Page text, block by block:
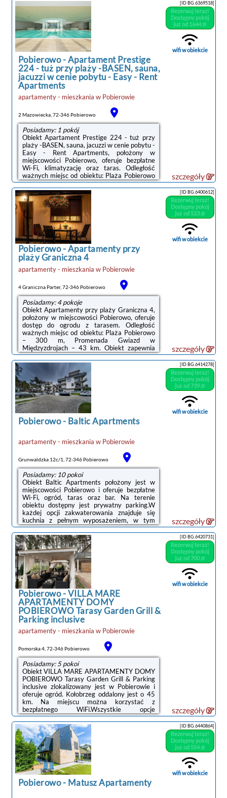
parking.W apartamencie zapewniono
sypialnię (1), kuchnię z lodówką i zmywarką, a
także łazienkę (1) z prysznicem, suszarką do
włosów oraz pralką. W apartamencie
zapewniono ręczniki i pościel.Obiekt
Apartament Holiday B 210 oferuje
wypożyczalnię ...
noclegi Pobierowo
Pobierowo-Apartament Prestige
224 - tuż przy plaży -BASEN, sauna,
jacuzzi w cenie pobytu - Easy - Rent
Apartments
apartamenty - mieszkania w Pobierowie
2 Mazowiecka, 72-346 Pobierowo
Posiadamy: 1 pokój
Obiekt Apartament Prestige 224 - tuż przy
plaży -BASEN, sauna, jacuzzi w cenie pobytu -
Easy - Rent Apartments, położony w
miejscowości Pobierowo, oferuje bezpłatne
Wi-Fi, klimatyzację oraz taras. Odległość
ważnych miejsc od obiektu: Plaża Pobierowo
– kilka kroków od obiektu, Promenada
Gwiazd w Międzyzdrojach – 40 km. W okolicy
apartamentu panują doskonałe warunki do
uprawiania trekkingu, wędkarstwa i jazdy na
rowerze. Na miejscu dostępny jest bezpłatny
prywatny parking.W apartamencie
zapewniono balkon, sypialnię (1), salon z
telewizorem z płaskim ekranem, aneks
kuchenny ...
[ID BG.6369518]
Rezerwuj teraz!
Dostępny pokój
już od 1644 zł
wifi w obiekcie
szczegóły
Pobierowo-Apartamenty przy
plaży Graniczna 4
apartamenty - mieszkania w Pobierowie
4 Graniczna Parter, 72-346 Pobierowo
Posiadamy: 4 pokoje
Obiekt Apartamenty przy plaży Graniczna 4,
położony w miejscowości Pobierowo, oferuje
dostęp do ogrodu z tarasem. Odległość
ważnych miejsc od obiektu: Plaża Pobierowo
– 300 m, Promenada Gwiazd w
Międzyzdrojach – 43 km. Obiekt zapewnia
bezpłatne Wi-Fi. Na terenie obiektu dostępny
jest też prywatny parking.Wyposażenie
każdej opcji zakwaterowania obejmuje
rozkładaną sofę i telewizor z płaskim ekranem
z dostępem do kanałów satelitarnych. We
wszystkich opcjach znajduje się też aneks
kuchenny z doskonałym wyposażeniem oraz
prywatna łazienka z prysznicem.
Wyposażenie obejmuje ...
[ID BG.6400612]
Rezerwuj teraz!
Dostępny pokój
już od 523 zł
wifi w obiekcie
szczegóły
Pobierowo- Baltic Apartments
apartamenty - mieszkania w Pobierowie
Grunwaldzka 12c/1, 72-346 Pobierowo
Posiadamy: 10 pokoi
Obiekt Baltic Apartments położony jest w
miejscowości Pobierowo i oferuje bezpłatne
Wi-Fi, ogród, taras oraz bar. Na terenie
obiektu dostępny jest prywatny parking.W
każdej opcji zakwaterowania znajduje się
kuchnia z pełnym wyposażeniem, w tym
lodówką, jak również część wypoczynkowa z
rozkładaną sofą, telewizor z płaskim ekranem
oraz prywatna łazienka z prysznicem i
suszarką do włosów. Wyposażenie obejmuje
również mikrofalówkę, płytę kuchenną,
toster, ekspres do kawy i czajnik.Obiekt Baltic
Apartments oferuje wypożyczalnię rowerów.
W okolicy panują doskonałe ...
[ID BG.6414278]
Rezerwuj teraz!
Dostępny pokój
już od 739 zł
wifi w obiekcie
szczegóły
Pobierowo-VILLA MARE
APARTAMENTY DOMY
POBIEROWO Tarasy Garden Grill &
Parking inclusive
apartamenty - mieszkania w Pobierowie
Pomorska 4, 72-346 Pobierowo
Posiadamy: 5 pokoi
Obiekt VILLA MARE APARTAMENTY DOMY
POBIEROWO Tarasy Garden Grill & Parking
inclusive zlokalizowany jest w Pobierowie i
oferuje ogród. Kołobrzeg oddalony jest o 45
km. Na miejscu można korzystać z
bezpłatnego WiFi.Wszystkie opcje
zakwaterowania wyposażone są w telewizor
z płaskim ekranem. Każda opcja
zakwaterowania dysponuje tarasem lub
patiem z meblami ogrodowymi i sprzętem do
grillowania. Do dyspozycji Gości jest również
jadalnia oraz aneks kuchenny z lodówką i
płytą kuchenną. Na terenie obiektu dostępny
jest bezpłatny prywatny parking. Dla Gości
przygotowano pościel.Goście ...
[ID BG.6420731]
Rezerwuj teraz!
Dostępny pokój
już od 700 zł
wifi w obiekcie
szczegóły
Pobierowo- Matusz Apartamenty
[ID BG.6440864]
Rezerwuj teraz!
Dostępny pokój
już od 554 zł
wifi w obiekcie